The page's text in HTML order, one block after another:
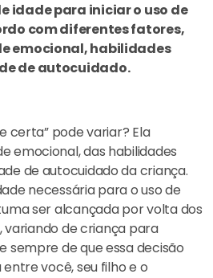
idade para iniciar o uso de
com diferentes fatores,
emocional, habilidades
de autocuidado.
certa” pode variar? Ela
emocional, das habilidades
de autocuidado da criança.
necessária para o uso de
ser alcançada por volta dos
variando de criança para
sempre de que essa decisão
você, seu filho e o